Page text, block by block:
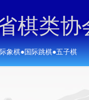
象棋●国际跳棋●五子棋
棋类协